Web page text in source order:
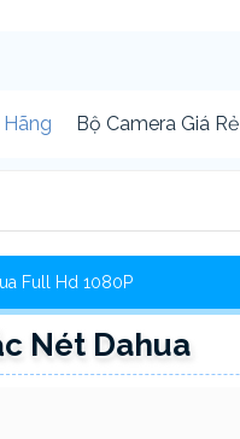
Hãng Bộ Camera Giá Rẻ
Full Hd 1080P
Nét Dahua